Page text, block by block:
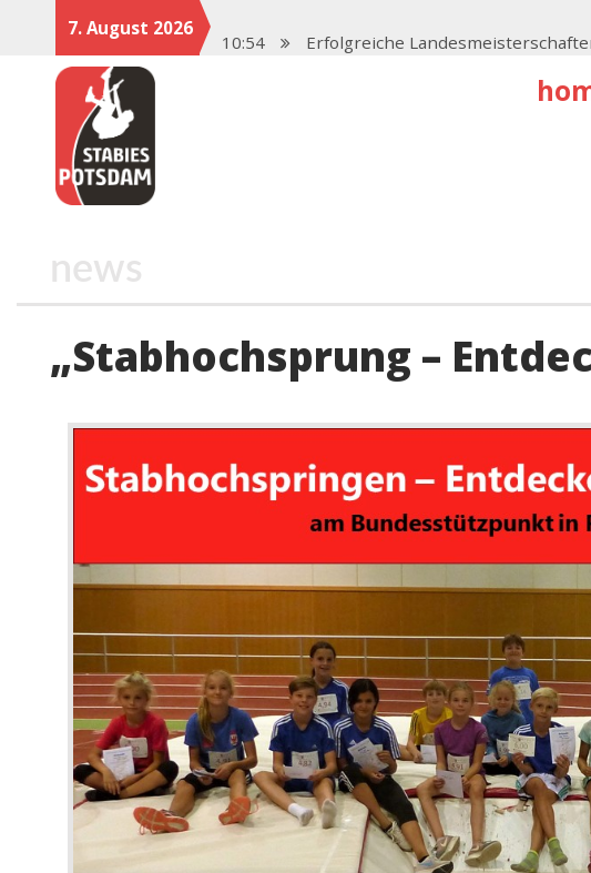
7. August 2026
Neustart 2025 mit starker U18
news
„Stabhochsprung –